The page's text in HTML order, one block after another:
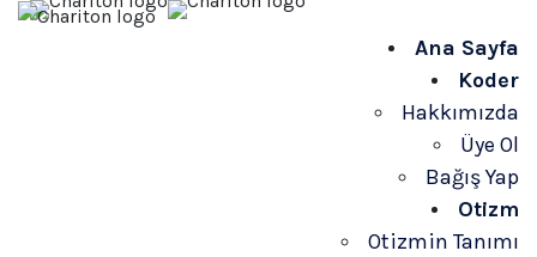
Ana Sayfa
Koder
Hakkımızda
Üye Ol
Bağış Yap
Otizm
Otizmin Tanımı